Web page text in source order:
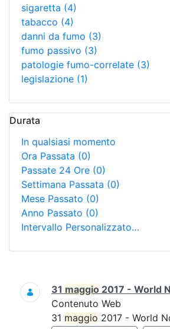
sigaretta (4)
tabacco (4)
danni da fumo (3)
fumo passivo (3)
patologie fumo-correlate (3)
legislazione (1)
Durata
In qualsiasi momento
Ora Passata (0)
Passate 24 Ore (0)
Settimana Passata (0)
Mese Passato (0)
Anno Passato (0)
Intervallo Personalizzato…
Ricerca
31 maggio 2017 - World
Contenuto Web
31 maggio 2017 - World